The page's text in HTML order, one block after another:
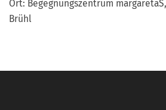
Ort: Begegnungszentrum
Brühl